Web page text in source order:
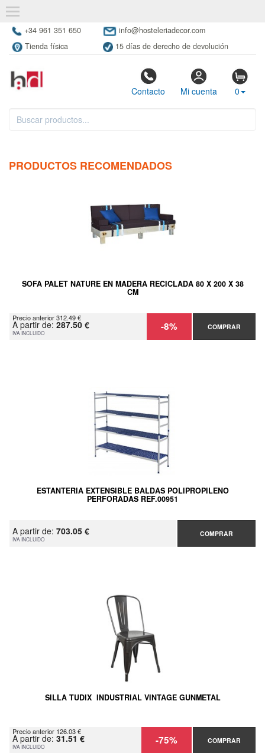
+34 961 351 650
info@hosteleriadecor.com
Tienda física
15 días de derecho de devolución
Contacto Mi cuenta 0
PRODUCTOS RECOMENDADOS
SOFA PALET NATURE EN MADERA RECICLADA 80 X 200 X 38
CM
Precio anterior 312.49 €
A partir de: 287.50 €
IVA INCLUIDO -8% COMPRAR
ESTANTERIA EXTENSIBLE BALDAS POLIPROPILENO
PERFORADAS REF.00951
A partir de: 703.05 €
IVA INCLUIDO
COMPRAR
SILLA TUDIX INDUSTRIAL VINTAGE GUNMETAL
Precio anterior 126.03 €
A partir de: 31.51 €
IVA INCLUIDO -75% COMPRAR